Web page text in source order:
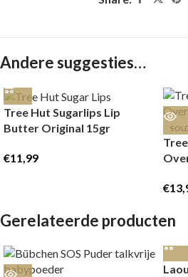
Andere suggesties…
Tree Hut Sugarlips Lip
Butter Original 15gr
€11,99
€
Gerelateerde producten